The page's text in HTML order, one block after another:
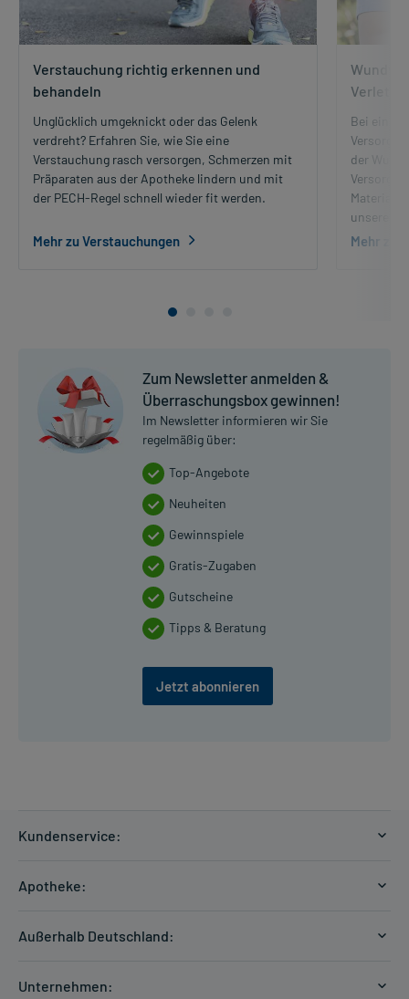
Verstauchung richtig erkennen und
behandeln
Unglücklich umgeknickt oder das Gelenk
verdreht? Erfahren Sie, wie Sie eine
Verstauchung rasch versorgen, Schmerzen mit
Präparaten aus der Apotheke lindern und mit
der PECH-Regel schnell wieder fit werden.
Mehr zu Verstauchungen
Bei einer
der
unserem
Mehr zur
Zum Newsletter anmelden &
Überraschungsbox gewinnen!
Im Newsletter informieren wir Sie
regelmäßig über:
Top-Angebote
Neuheiten
Gewinnspiele
Gratis-Zugaben
Gutscheine
Tipps & Beratung
Jetzt abonnieren
Kundenservice:
Zahlungsarten
Hilfe
Apotheke:
Außerhalb Deutschland:
Unternehmen: